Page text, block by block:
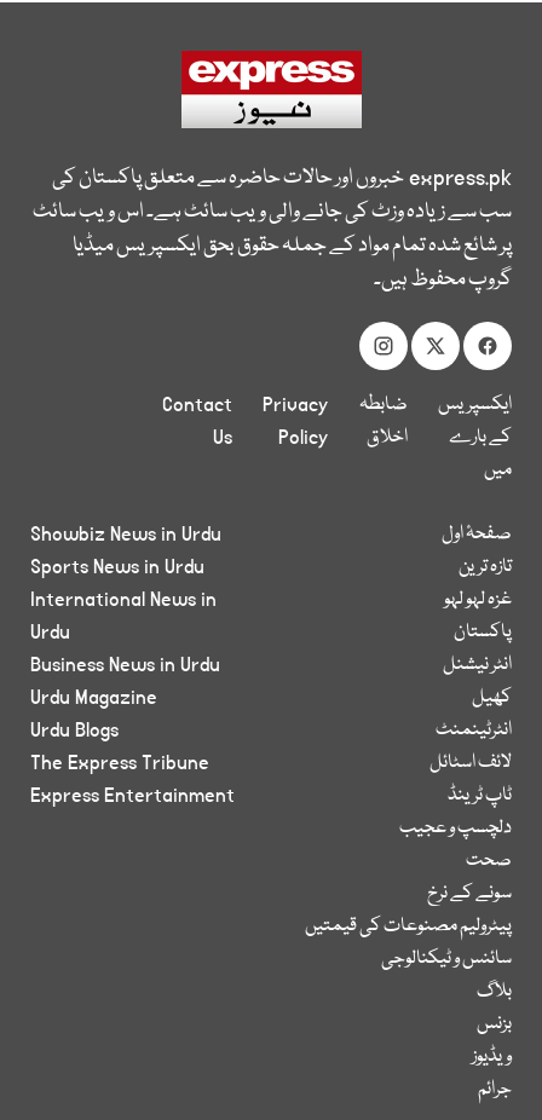
express.pkخبروں اور حالات حاضرہ سے متعلق پاکستان کی
سب سے زیادہ وزٹ کی جانے والی ویب سائٹ ہے۔ اس ویب سائٹ
پر شائع شدہ تمام مواد کے جملہ حقوق بحق ایکسپریس میڈیا
گروپ محفوظ ہیں۔
ایکسپریس
کے بارے
میں
ضابطہ
اخلاق
Privacy
Policy
Contact
Us
صفحۂ اول
تازہ ترین
غزہ لہو لہو
پاکستان
انٹر نیشنل
کھیل
انٹرٹینمنٹ
لائف اسٹائل
ٹاپ ٹرینڈ
دلچسپ و عجیب
صحت
سونے کے نرخ
پیٹرولیم مصنوعات کی قیمتیں
سائنس و ٹیکنالوجی
بلاگ
بزنس
ویڈیوز
جرائم
Showbiz News in Urdu
Sports News in Urdu
International News in
Urdu
Business News in Urdu
Urdu Magazine
Urdu Blogs
The Express Tribune
Express Entertainment